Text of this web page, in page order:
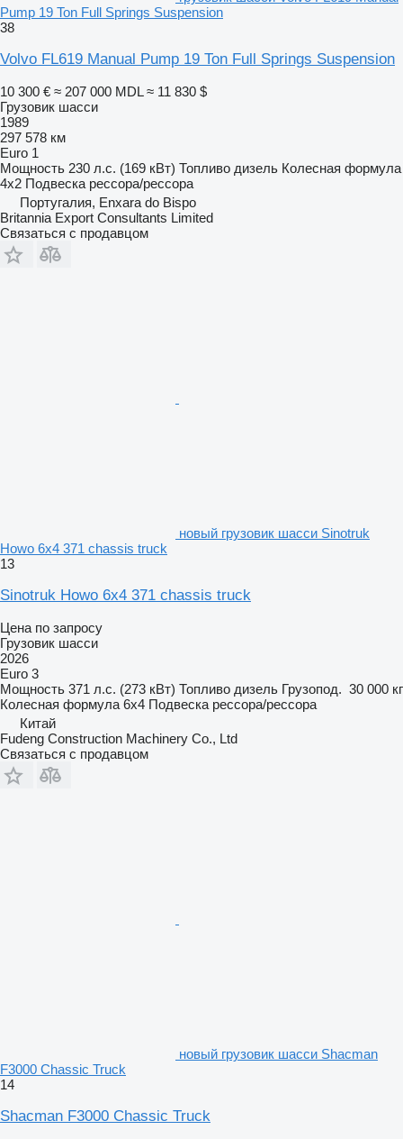
Pump 19 Ton Full Springs Suspension
38
Volvo FL619 Manual Pump 19 Ton Full Springs Suspension
10 300 € ≈ 207 000 MDL ≈ 11 830 $
Грузовик шасси
1989
297 578 км
Euro 1
Мощность 230 л.с. (169 кВт) Топливо дизель Колесная формула
4x2 Подвеска рессора/рессора
Португалия, Enxara do Bispo
Britannia Export Consultants Limited
Связаться с продавцом
новый грузовик шасси Sinotruk
Howo 6x4 371 chassis truck
13
Sinotruk Howo 6x4 371 chassis truck
Цена по запросу
Грузовик шасси
2026
Euro 3
Мощность 371 л.с. (273 кВт) Топливо дизель Грузопод. 30 000 кг
Колесная формула 6x4 Подвеска рессора/рессора
Китай
Fudeng Construction Machinery Co., Ltd
Связаться с продавцом
новый грузовик шасси Shacman
F3000 Chassic Truck
14
Shacman F3000 Chassic Truck